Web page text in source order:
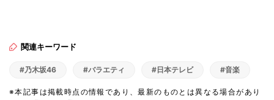
関連キーワード
#乃木坂46 #バラエティ #日本テレビ #音楽
※本記事は掲載時点の情報であり、最新のものとは異なる場合があり